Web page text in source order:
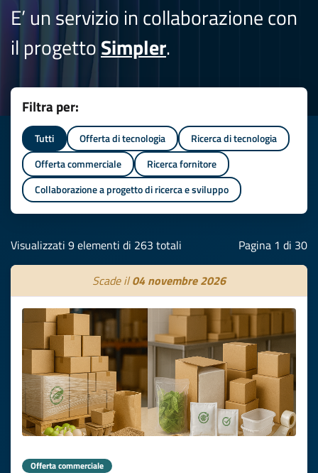
E’ un servizio in collaborazione con
il progettoSimpler.
Filtra per:
Tutti Offerta di tecnologia
Ricerca di tecnologia
Offerta commerciale
Ricerca fornitore
Collaborazione a progetto di ricerca e sviluppo
Visualizzati 9 elementi di 263 totali Pagina 1 di 30
Scade il04 novembre 2026
Offerta commerciale